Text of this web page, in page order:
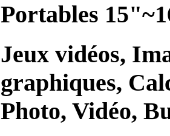
Portables
Jeux vidéos,
graphiques,
Photo, Vidéo,